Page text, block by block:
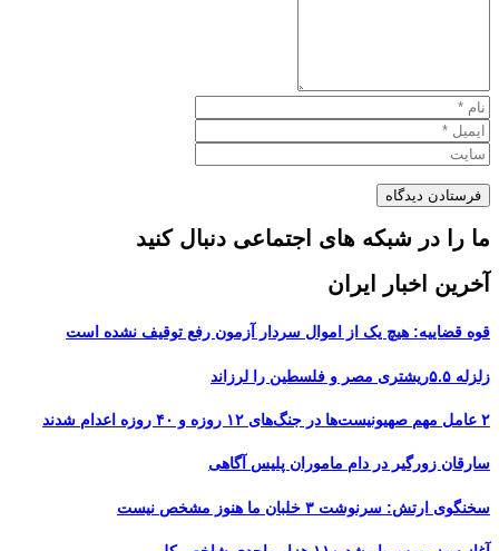
ما را در شبکه های اجتماعی دنبال کنید
آخرین اخبار ایران
قوه قضاییه: هیچ یک از اموال سردار آزمون رفع توقیف نشده است
زلزله ۵.۵ریشتری مصر و فلسطین را لرزاند
۲ عامل مهم صهیونیست‌ها در جنگ‌های ۱۲ روزه و ۴۰ روزه اعدام شدند
سارقان زورگیر در دام ماموران پلیس آگاهی
سخنگوی ارتش: سرنوشت ۳ خلبان ما هنوز مشخص نیست